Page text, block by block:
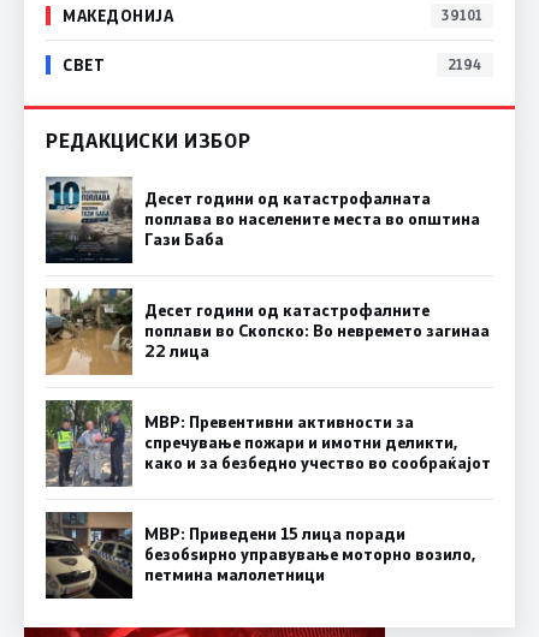
МАКЕДОНИЈА 39101
СВЕТ 2194
РЕДАКЦИСКИ ИЗБОР
Десет години од катастрофалната
поплава во населените места во општина
Гази Баба
Десет години од катастрофалните
поплави во Скопско: Во невремето загинаа
22 лица
МВР: Превентивни активности за
спречување пожари и имотни деликти,
како и за безбедно учество во сообраќајот
МВР: Приведени 15 лица поради
безобѕирно управување моторно возило,
петмина малолетници